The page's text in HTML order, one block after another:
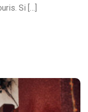
Si […]